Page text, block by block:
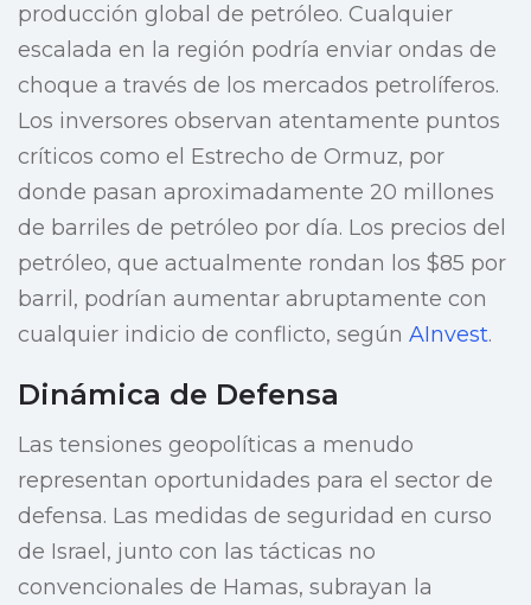
producción global de petróleo. Cualquier
escalada en la región podría enviar ondas de
choque a través de los mercados petrolíferos.
Los inversores observan atentamente puntos
críticos como el Estrecho de Ormuz, por
donde pasan aproximadamente 20 millones
de barriles de petróleo por día. Los precios del
petróleo, que actualmente rondan los $85 por
barril, podrían aumentar abruptamente con
cualquier indicio de conflicto, según AInvest.
Dinámica de Defensa
Las tensiones geopolíticas a menudo
representan oportunidades para el sector de
defensa. Las medidas de seguridad en curso
de Israel, junto con las tácticas no
convencionales de Hamas, subrayan la